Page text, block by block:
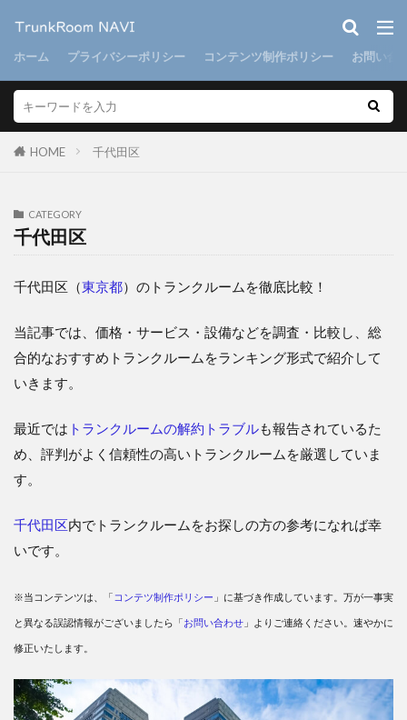
ホーム プライバシーポリシー コンテンツ制作ポリシー お問い合
HOME 千代田区
CATEGORY
千代田区
千代田区（東京都）のトランクルームを徹底比較！
当記事では、価格・サービス・設備などを調査・比較し、総
合的なおすすめトランクルームをランキング形式で紹介して
いきます。
最近では トランクルームの解約トラブルも報告されているた
め、評判がよく信頼性の高いトランクルームを厳選していま
す。
千代田区内でトランクルームをお探しの方の参考になれば幸
いです。
※当コンテンツは、「 コンテツ制作ポリシー 」に基づき作成しています。万が一事実
と異なる誤認情報がございましたら「お問い合わせ 」よりご連絡ください。速やかに
修正いたします。